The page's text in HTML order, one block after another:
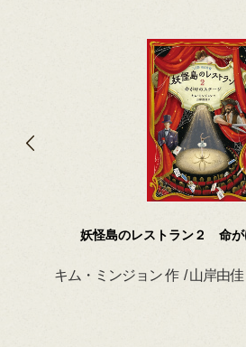
妖怪島のレストラン２ 命が
キム・ミンジョン 作 / 山岸由佳